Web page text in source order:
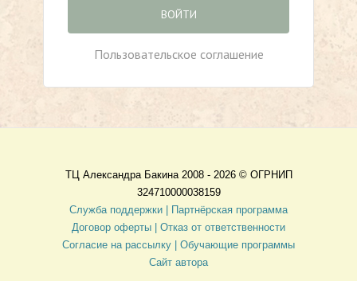
ВОЙТИ
Пользовательское соглашение
ТЦ Александра Бакина 2008 - 2026 © ОГРНИП
324710000038159
Служба поддержки |
Партнёрская программа
Договор оферты
| Отказ от ответственности
Согласие на рассылку | Обучающие программы
Сайт автора